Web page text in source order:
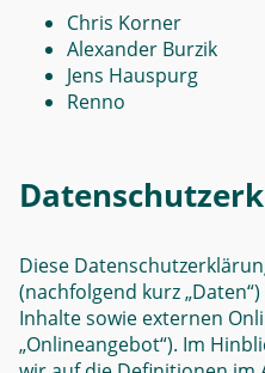
Chris Korner
Alexander Burzik
Jens Hauspurg
Renno
Diese
(nachfolgend kurz
Inhalte sowie externen
„Onlineangebot“). Im